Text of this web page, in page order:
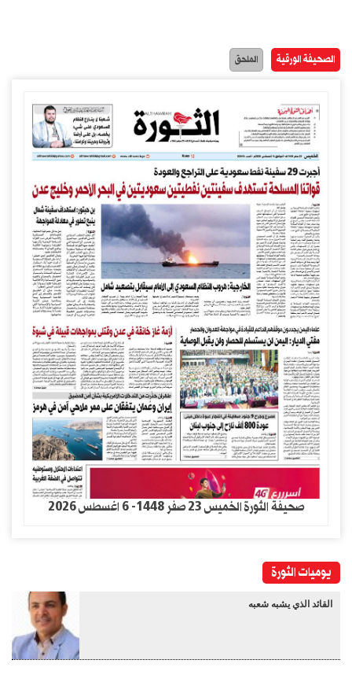
الصحيفة الورقية الملحق
صحيفة الثورة الخميس 23 صفر 1448- 6 اغسطس 2026
يوميات الثورة
القائد الذي يشبه شعبه